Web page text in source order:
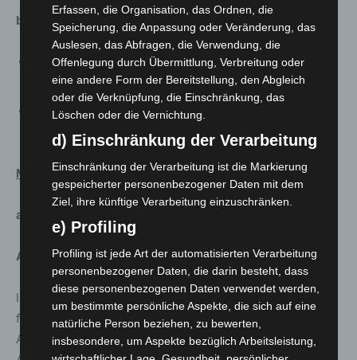
b. Digital:
virtuelle Führungen freitags um 16 Uhr auf
Voranmeldung
digitale Workshops für schulische und
außerschulische Jugendgruppen (nach Vereinbarung)
Musikschule der Landeshauptstadt Hannover
a. Analog (Unterricht in Präsenz verboten!):
Ausnahmen:
Im Instrumental- und Vokalunterricht gelten Ausnahmen
für Student*innen der Studienvorberei-tenden
Ausbildung (SVA) und Schüler*innen mit fachpraktischer
Erfassen, die Organisation, das Ordnen, die
Speicherung, die Anpassung oder Veränderung, das
Auslesen, das Abfragen, die Verwendung, die
Offenlegung durch Übermittlung, Verbreitung oder
eine andere Form der Bereitstellung, den Abgleich
oder die Verknüpfung, die Einschränkung, das
Löschen oder die Vernichtung.
d) Einschränkung der Verarbeitung
Einschränkung der Verarbeitung ist die Markierung
gespeicherter personenbezogener Daten mit dem
Ziel, ihre künftige Verarbeitung einzuschränken.
e) Profiling
Profiling ist jede Art der automatisierten Verarbeitung
personenbezogener Daten, die darin besteht, dass
diese personenbezogenen Daten verwendet werden,
um bestimmte persönliche Aspekte, die sich auf eine
natürliche Person beziehen, zu bewerten,
insbesondere, um Aspekte bezüglich Arbeitsleistung,